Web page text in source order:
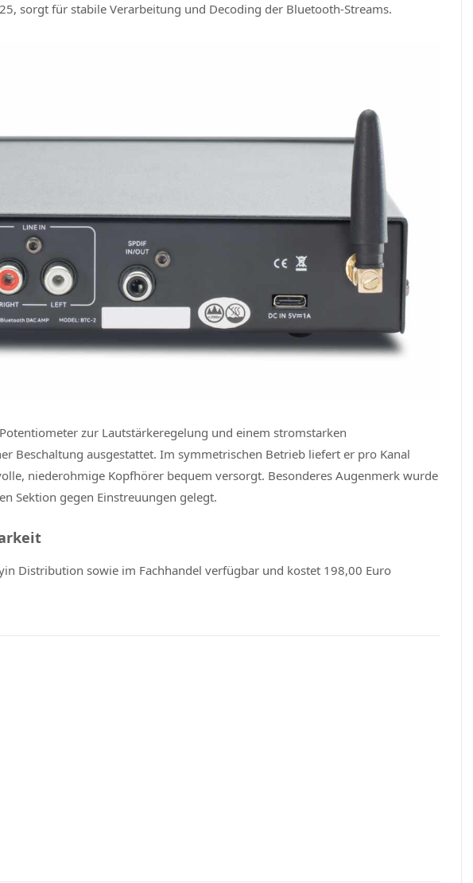
sorgt für stabile Verarbeitung und Decoding der Bluetooth-Streams.
zur Lautstärkeregelung und einem stromstarken
Beschaltung ausgestattet. Im symmetrischen Betrieb liefert er pro Kanal
niederohmige Kopfhörer bequem versorgt. Besonderes Augenmerk wurde
Sektion gegen Einstreuungen gelegt.
Distribution sowie im Fachhandel verfügbar und kostet 198,00 Euro